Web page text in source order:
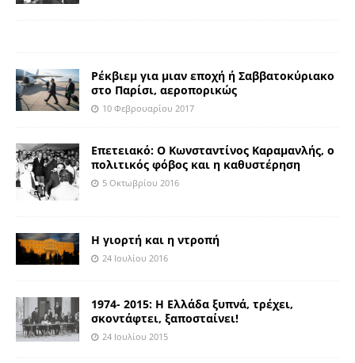
Ρέκβιεμ για μιαν εποχή ή Σαββατοκύριακο
στο Παρίσι, αεροπορικώς
10 Φεβρουαρίου 2017
Επετειακό: Ο Κωνσταντίνος Καραμανλής, ο
πολιτικός φόβος και η καθυστέρηση
5 Οκτωβρίου 2016
Η γιορτή και η ντροπή
24 Ιουλίου 2016
1974- 2015: Η Ελλάδα ξυπνά, τρέχει,
σκοντάφτει, ξαποσταίνει!
24 Ιουλίου 2015